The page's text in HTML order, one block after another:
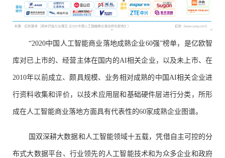
“2020中国人工智能商业落地成熟企业60强”榜单，是亿欧智
库对已上市的、经营主体在国内的AI相关企业，以及未上市、在
2010年以前成立、颇具规模、业务相对成熟的中国AI相关企业进
行资料收集和评价，以技术应用层和基础硬件层进行分类，所形
成在人工智能商业落地方面具有代表性的60家成熟企业图谱。
国双深耕大数据和人工智能领域十五载，凭借自主可控的分
布式大数据平台、行业领先的人工智能技术和为众多企业和政府